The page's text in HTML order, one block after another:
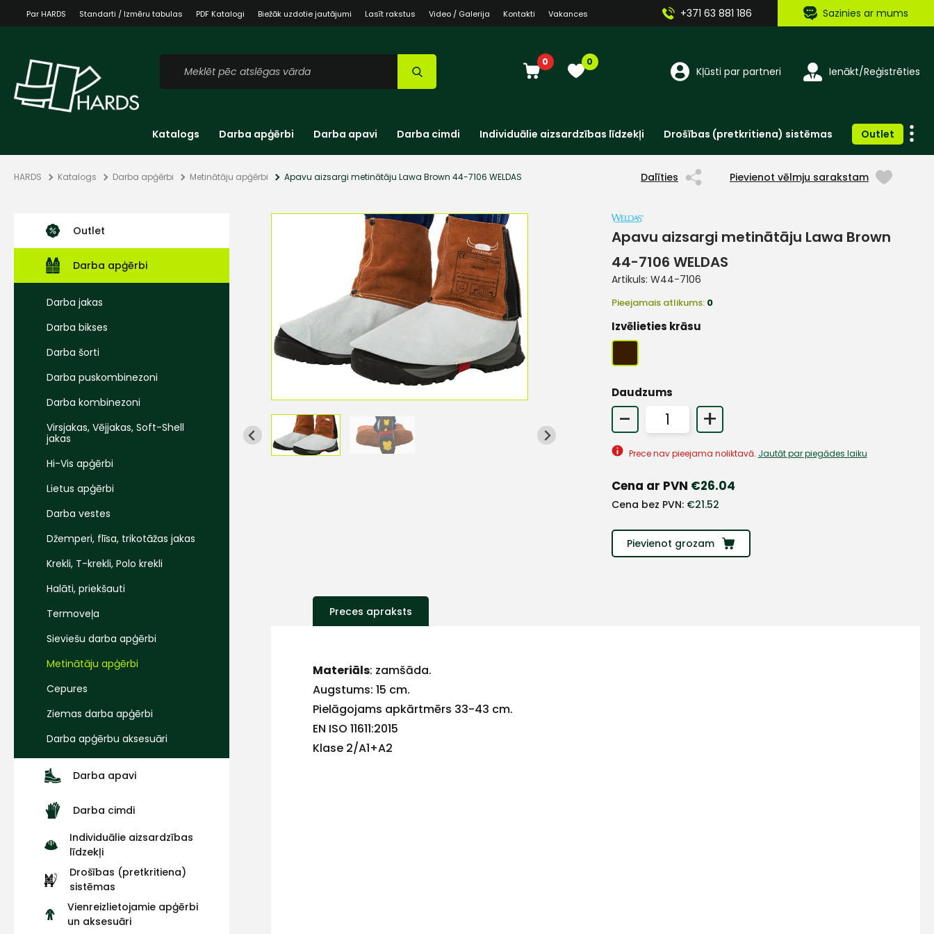
Par HARDS Standarti / Izmēru tabulas PDF Katalogi Biežāk uzdotie jautājumi Lasīt rakstus Video / Galerija Kontakti Vakances +371 63 881 186 Sazinies ar mums
0 0
Kļūsti par partneri Ienākt/Reģistrēties
Katalogs Darba apģērbi Darba apavi Darba cimdi Individuālie aizsardzības līdzekļi Drošības (pretkritiena) sistēmas Outlet
HARDS Katalogs Darba apģērbi Metinātāju apģērbi Apavu aizsargi metinātāju Lawa Brown 44-7106 WELDAS Dalīties Pievienot vēlmju sarakstam
Outlet
Darba apģērbi
Darba jakas
Darba bikses
Darba šorti
Darba puskombinezoni
Darba kombinezoni
Virsjakas, Vējjakas, Soft-Shell
jakas
Hi-Vis apģērbi
Lietus apģērbi
Darba vestes
Džemperi, flīsa, trikotāžas jakas
Krekli, T-krekli, Polo krekli
Halāti, priekšauti
Termoveļa
Sieviešu darba apģērbi
Metinātāju apģērbi
Cepures
Ziemas darba apģērbi
Darba apģērbu aksesuāri
Darba apavi
Darba cimdi
Individuālie aizsardzības
līdzekļi
Drošības (pretkritiena)
sistēmas
Vienreizlietojamie apģērbi
un aksesuāri
Apavu aizsargi metinātāju Lawa Brown
44-7106 WELDAS
Artikuls: W44-7106
Pieejamais atlikums: 0
Izvēlieties krāsu
Daudzums
- +
Prece nav pieejama noliktavā. Jautāt par piegādes laiku
Cena ar PVN €26.04
Cena bez PVN: €21.52
Pievienot grozam
Preces apraksts
Materiāls: zamšāda.
Augstums: 15 cm.
Pielāgojams apkārtmērs 33-43 cm.
EN ISO 11611:2015
Klase 2/A1+A2